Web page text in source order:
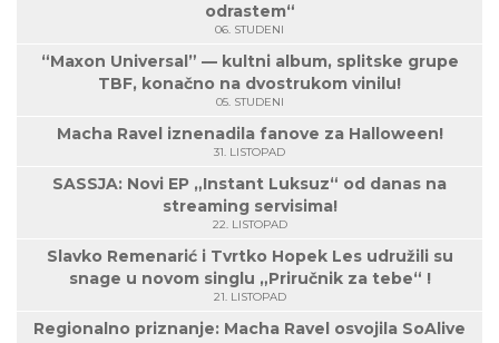
odrastem“
06. STUDENI
“Maxon Universal” — kultni album, splitske grupe
TBF, konačno na dvostrukom vinilu!
05. STUDENI
Macha Ravel iznenadila fanove za Halloween!
31. LISTOPAD
SASSJA: Novi EP „Instant Luksuz“ od danas na
streaming servisima!
22. LISTOPAD
Slavko Remenarić i Tvrtko Hopek Les udružili su
snage u novom singlu „Priručnik za tebe“ !
21. LISTOPAD
Regionalno priznanje: Macha Ravel osvojila SoAlive